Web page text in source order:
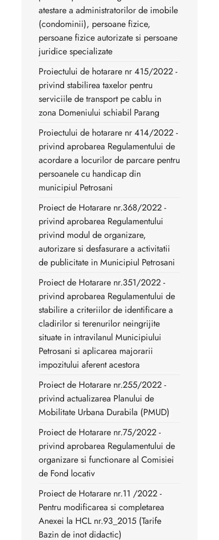
atestare a administratorilor de imobile
(condominii), persoane fizice,
persoane fizice autorizate si persoane
juridice specializate
Proiectului de hotarare nr 415/2022 -
privind stabilirea taxelor pentru
serviciile de transport pe cablu in
zona Domeniului schiabil Parang
Proiectului de hotarare nr 414/2022 -
privind aprobarea Regulamentului de
acordare a locurilor de parcare pentru
persoanele cu handicap din
municipiul Petrosani
Proiect de Hotarare nr.368/2022 - ​
privind aprobarea Regulamentului
privind modul de organizare,
autorizare si desfasurare a activitatii
de publicitate in Municipiul Petrosani
Proiect de Hotarare nr.351/2022 - ​
privind aprobarea Regulamentului de
stabilire a criteriilor de identificare a
cladirilor si terenurilor neingrijite
situate in intravilanul Municipiului
Petrosani si aplicarea majorarii
impozitului aferent acestora
Proiect de Hotarare nr.255/2022 -
privind actualizarea Planului de
Mobilitate Urbana Durabila (PMUD)
Proiect de Hotarare nr.75/2022 -
privind aprobarea Regulamentului de
organizare si functionare al Comisiei
de Fond locativ
Proiect de Hotarare nr.11 /2022 -
Pentru modificarea si completarea
Anexei la HCL nr.93_2015 (Tarife
Bazin de inot didactic)